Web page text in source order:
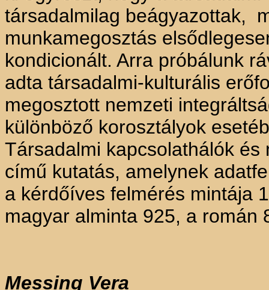
társadalmilag beágyazottak,
munkamegosztás
kondicionált. Arra próbálunk
adta társadalmi-kulturális
megosztott nemzeti
különböző korosztályok
Társadalmi kapcsolathálók
című kutatás, amelynek
a kérdőíves felmérés mintája
magyar alminta 925, a román
Messing Vera